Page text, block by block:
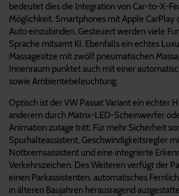
bedeutet dies die Integration von Car-to-X-
Möglichkeit, Smartphones mit Apple CarPlay
Auto einzubinden. Gesteuert werden viele
Sprache mitsamt KI. Ebenfalls ein echtes
Massagesitze mit zwölf pneumatischen
Innenraum punktet auch mit einer
sowie Ambientebeleuchtung.
Optisch ist der VW Passat Variant ein echter
anderem durch Matrix-LED-Scheinwerfer
Animation zutage tritt. Für mehr Sicherheit
Spurhalteassistent, Geschwindigkeitsregler
Notbremsassistent und eine integrierte
Verkehrszeichen. Des Weiteren verfügt der
einen Parkassistenten, automatisches
in älteren Baujahren herausragend